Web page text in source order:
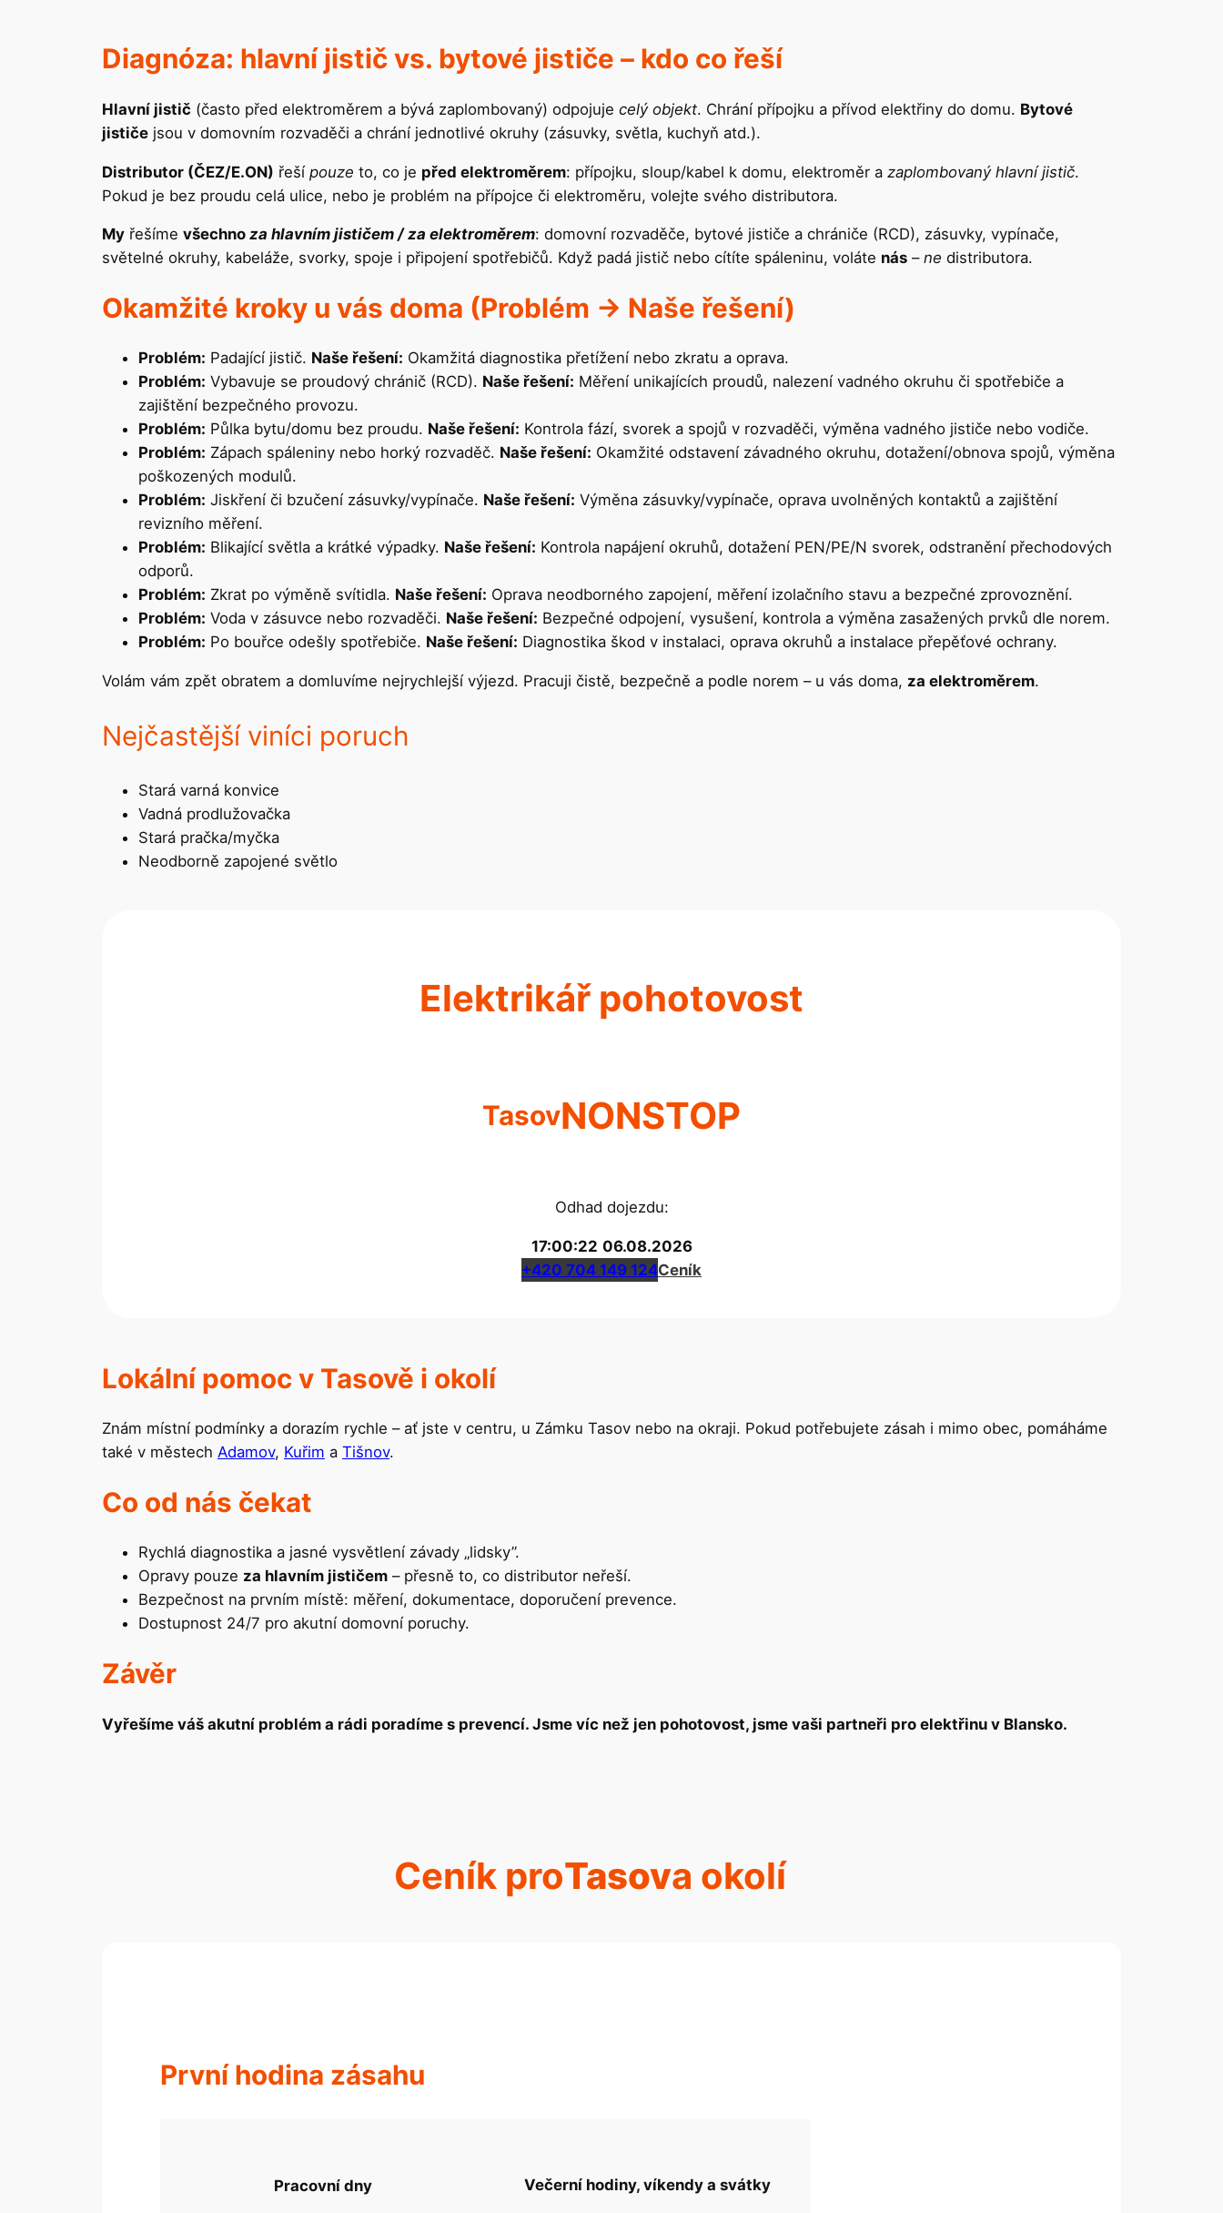
Diagnóza: hlavní jistič vs. bytové jističe – kdo co řeší
Hlavní jistič (často před elektroměrem a bývá zaplombovaný) odpojuje celý objekt. Chrání přípojku a přívod elektřiny do domu. Bytové
jističe jsou v domovním rozvaděči a chrání jednotlivé okruhy (zásuvky, světla, kuchyň atd.).
Distributor (ČEZ/E.ON) řeší pouze to, co je před elektroměrem: přípojku, sloup/kabel k domu, elektroměr a zaplombovaný hlavní jistič.
Pokud je bez proudu celá ulice, nebo je problém na přípojce či elektroměru, volejte svého distributora.
My řešíme všechno za hlavním jističem / za elektroměrem: domovní rozvaděče, bytové jističe a chrániče (RCD), zásuvky, vypínače,
světelné okruhy, kabeláže, svorky, spoje i připojení spotřebičů. Když padá jistič nebo cítíte spáleninu, voláte nás – ne distributora.
Okamžité kroky u vás doma (Problém -> Naše řešení)
Problém: Padající jistič. Naše řešení: Okamžitá diagnostika přetížení nebo zkratu a oprava.
Problém: Vybavuje se proudový chránič (RCD). Naše řešení: Měření unikajících proudů, nalezení vadného okruhu či spotřebiče a
zajištění bezpečného provozu.
Problém: Půlka bytu/domu bez proudu. Naše řešení: Kontrola fází, svorek a spojů v rozvaděči, výměna vadného jističe nebo vodiče.
Problém: Zápach spáleniny nebo horký rozvaděč. Naše řešení: Okamžité odstavení závadného okruhu, dotažení/obnova spojů, výměna
poškozených modulů.
Problém: Jiskření či bzučení zásuvky/vypínače. Naše řešení: Výměna zásuvky/vypínače, oprava uvolněných kontaktů a zajištění
revizního měření.
Problém: Blikající světla a krátké výpadky. Naše řešení: Kontrola napájení okruhů, dotažení PEN/PE/N svorek, odstranění přechodových
odporů.
Problém: Zkrat po výměně svítidla. Naše řešení: Oprava neodborného zapojení, měření izolačního stavu a bezpečné zprovoznění.
Problém: Voda v zásuvce nebo rozvaděči. Naše řešení: Bezpečné odpojení, vysušení, kontrola a výměna zasažených prvků dle norem.
Problém: Po bouřce odešly spotřebiče. Naše řešení: Diagnostika škod v instalaci, oprava okruhů a instalace přepěťové ochrany.
Volám vám zpět obratem a domluvíme nejrychlejší výjezd. Pracuji čistě, bezpečně a podle norem – u vás doma, za elektroměrem.
Nejčastější viníci poruch
Stará varná konvice
Vadná prodlužovačka
Stará pračka/myčka
Neodborně zapojené světlo
Elektrikář pohotovost
TasovNONSTOP
Odhad dojezdu:
17:00:22 06.08.2026
+420 704 149 124Ceník
Lokální pomoc v Tasově i okolí
Znám místní podmínky a dorazím rychle – ať jste v centru, u Zámku Tasov nebo na okraji. Pokud potřebujete zásah i mimo obec, pomáháme
také v městech Adamov, Kuřim a Tišnov.
Co od nás čekat
Rychlá diagnostika a jasné vysvětlení závady „lidsky”.
Opravy pouze za hlavním jističem – přesně to, co distributor neřeší.
Bezpečnost na prvním místě: měření, dokumentace, doporučení prevence.
Dostupnost 24/7 pro akutní domovní poruchy.
Závěr
Vyřešíme váš akutní problém a rádi poradíme s prevencí. Jsme víc než jen pohotovost, jsme vaši partneři pro elektřinu v Blansko.
Ceník proTasova okolí
První hodina zásahu
Pracovní dny Večerní hodiny, víkendy a svátky